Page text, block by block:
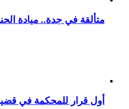
متألقة في جدة.. ميادة
أول قرار للمحكمة في